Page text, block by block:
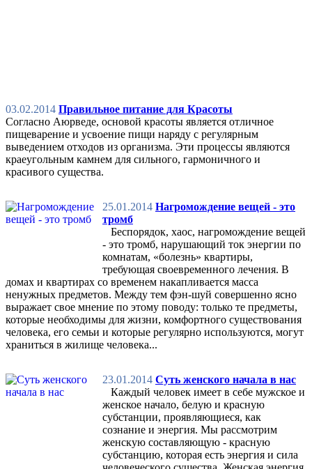
03.02.2014 Правильное питание для Красоты
Согласно Аюрведе, основой красоты является отличное
пищеварение и усвоение пищи наряду с регулярным
выведением отходов из организма. Эти процессы являются
краеугольным камнем для сильного, гармоничного и
красивого существа.
25.01.2014 Нагромождение вещей - это
тромб
Беспорядок, хаос, нагромождение вещей
- это тромб, нарушающий ток энергии по
комнатам, «болезнь» квартиры,
требующая своевременного лечения. В
домах и квартирах со временем накапливается масса
ненужных предметов. Между тем фэн-шуй совершенно ясно
выражает свое мнение по этому поводу: только те предметы,
которые необходимы для жизни, комфортного существования
человека, его семьи и которые регулярно используются, могут
храниться в жилище человека...
23.01.2014 Суть женского начала в нас
Каждый человек имеет в себе мужское и
женское начало, белую и красную
субстанции, проявляющиеся, как
сознание и энергия. Мы рассмотрим
женскую составляющую - красную
субстанцию, которая есть энергия и сила